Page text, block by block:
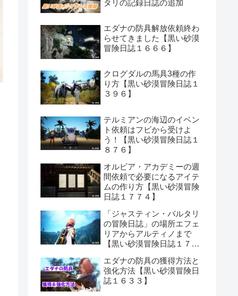
タリの記録日誌の追加
エダナの防具解放依頼終わ
らせてきました【黒い砂漠
冒険日誌１６６６】
クログダルの馬具3種の作
り方【黒い砂漠冒険日誌１
３９６】
テルミアンの海辺のイベン
ト依頼はフビから受けよ
う！【黒い砂漠冒険日誌１
８７６】
オルビア・アカデミーの週
間依頼で必要になるアイテ
ムの作り方【黒い砂漠冒険
日誌１７７４】
「ジャスティン・バルタリ
の冒険日誌」の場所エフェ
リアからアルティノまで
【黒い砂漠冒険日誌１７０
エダナの防具の獲得方法と
強化方法【黒い砂漠冒険日
誌１６３３】